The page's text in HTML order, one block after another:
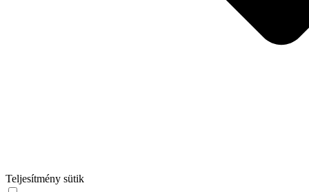
Teljesítmény sütik